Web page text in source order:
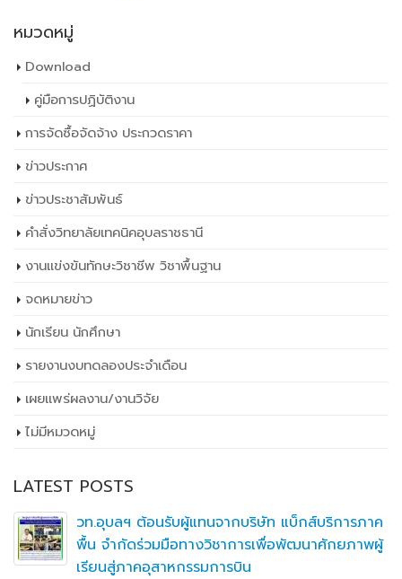
หมวดหมู่
Download
คู่มือการปฏิบัติงาน
การจัดซื้อจัดจ้าง ประกวดราคา
ข่าวประกาศ
ข่าวประชาสัมพันธ์
คำสั่งวิทยาลัยเทคนิคอุบลราชธานี
งานแข่งขันทักษะวิชาชีพ วิชาพื้นฐาน
จดหมายข่าว
นักเรียน นักศึกษา
รายงานงบทดลองประจำเดือน
เผยเเพร่ผลงาน/งานวิจัย
ไม่มีหมวดหมู่
LATEST POSTS
วท.อุบลฯ ต้อนรับผู้แทนจากบริษัท แบ็กส์บริการภาค
พื้น จำกัดร่วมมือทางวิชาการเพื่อพัฒนาศักยภาพผู้
เรียนสู่ภาคอุสาหกรรมการบิน